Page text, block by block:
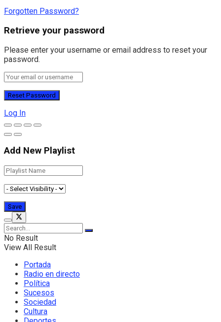
Forgotten Password?
Retrieve your password
Please enter your username or email address to reset your
password.
Log In
Add New Playlist
No Result
View All Result
Portada
Radio en directo
Política
Sucesos
Sociedad
Cultura